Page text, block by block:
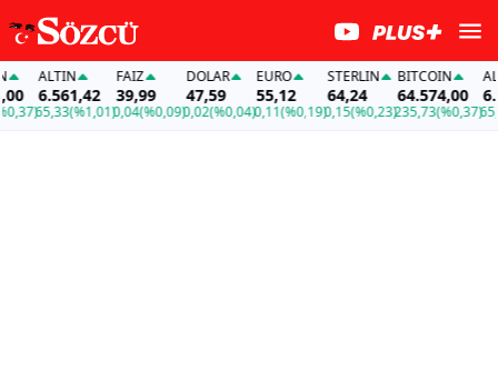
ALTIN
6.561,42
65,33(%1,01)
FAİZ
39,99
0,04(%0,09)
DOLAR
47,59
0,02(%0,04)
EURO
55,12
0,11(%0,19)
STERLIN
64,24
0,15(%0,23)
BITCOIN
64.574,00
235,73(%0,37)65,33